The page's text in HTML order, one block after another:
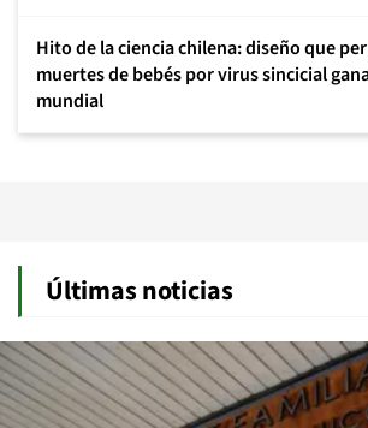
Hito de la ciencia chilena: diseño que
muertes de bebés por virus sincicial
mundial
Últimas noticias